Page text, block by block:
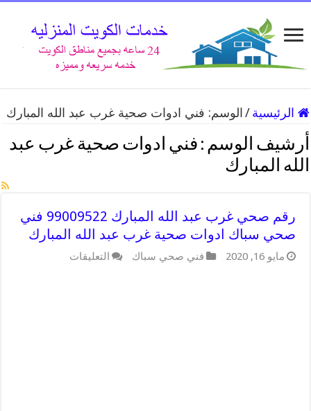
الرئيسية / الوسم: فني ادوات صحية غرب عبد الله المبارك
أرشيف الوسم : فني ادوات صحية غرب عبد
الله المبارك
رقم صحي غرب عبد الله المبارك 99009522 فني
صحي سباك ادوات صحية غرب عبد الله المبارك
مايو 16, 2020 فني صحي سباك التعليقات